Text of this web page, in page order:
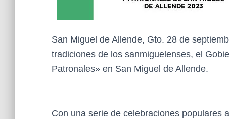
San Miguel de Allende, Gto. 28 de
tradiciones de los sanmiguelenses, el
Patronales» en San Miguel de Allende.
Con una serie de celebraciones populares